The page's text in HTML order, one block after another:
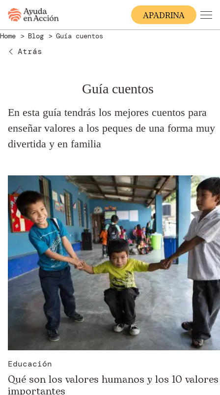
APADRINA
Home Blog Guía cuentos
Atrás
Guía cuentos
En esta guía tendrás los mejores cuentos para
enseñar valores a los peques de una forma muy
divertida y en familia
Educación
Qué son los valores humanos y los 10
importantes